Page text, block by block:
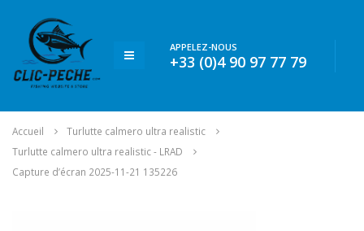
APPELEZ-NOUS
+33 (0)4 90 97 77 79
Accueil
Turlutte calmero ultra realistic
Turlutte calmero ultra realistic - LRAD
Capture d’écran 2025-11-21 135226